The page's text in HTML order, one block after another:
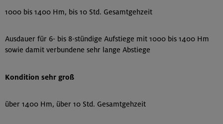
1000 bis 1400 Hm, bis 10 Std. Gesamtgehzeit
Ausdauer für 6- bis 8-stündige Aufstiege mit 1000 bis 1400 Hm
sowie damit verbundene sehr lange Abstiege
Kondition sehr groß
über 1400 Hm, über 10 Std. Gesamtgehzeit